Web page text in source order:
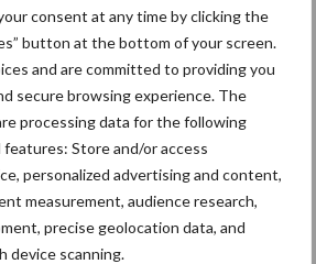
consent at any time by clicking the
button at the bottom of your screen.
and are committed to providing you
secure browsing experience. The
processing data for the following
Store and/or access
personalized advertising and content,
measurement, audience research,
precise geolocation data, and
device scanning.
speenhuid: een vaak
risicofactor
mastitis
ziet volume en
groeien in